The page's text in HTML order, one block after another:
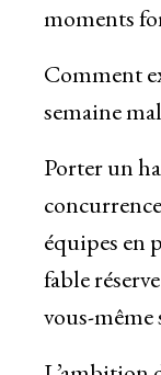
moments
Comment
semaine
Porter un
équipes en
fable
vous-même